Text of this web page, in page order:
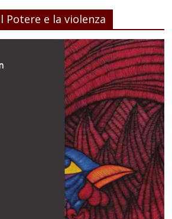
Potere e la violenza